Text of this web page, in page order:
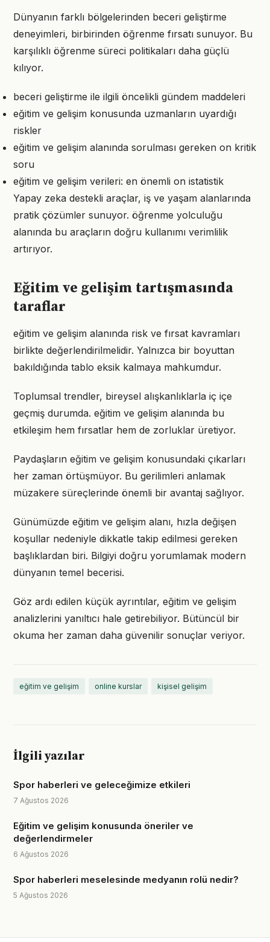
Dünyanın farklı bölgelerinden beceri geliştirme
deneyimleri, birbirinden öğrenme fırsatı sunuyor. Bu
karşılıklı öğrenme süreci politikaları daha güçlü
kılıyor.
beceri geliştirme ile ilgili öncelikli gündem maddeleri
eğitim ve gelişim konusunda uzmanların uyardığı
riskler
eğitim ve gelişim alanında sorulması gereken on kritik
soru
eğitim ve gelişim verileri: en önemli on istatistik
Yapay zeka destekli araçlar, iş ve yaşam alanlarında
pratik çözümler sunuyor. öğrenme yolculuğu
alanında bu araçların doğru kullanımı verimlilik
artırıyor.
Eğitim ve gelişim tartışmasında
taraflar
eğitim ve gelişim alanında risk ve fırsat kavramları
birlikte değerlendirilmelidir. Yalnızca bir boyuttan
bakıldığında tablo eksik kalmaya mahkumdur.
Toplumsal trendler, bireysel alışkanlıklarla iç içe
geçmiş durumda. eğitim ve gelişim alanında bu
etkileşim hem fırsatlar hem de zorluklar üretiyor.
Paydaşların eğitim ve gelişim konusundaki çıkarları
her zaman örtüşmüyor. Bu gerilimleri anlamak
müzakere süreçlerinde önemli bir avantaj sağlıyor.
Günümüzde eğitim ve gelişim alanı, hızla değişen
koşullar nedeniyle dikkatle takip edilmesi gereken
başlıklardan biri. Bilgiyi doğru yorumlamak modern
dünyanın temel becerisi.
Göz ardı edilen küçük ayrıntılar, eğitim ve gelişim
analizlerini yanıltıcı hale getirebiliyor. Bütüncül bir
okuma her zaman daha güvenilir sonuçlar veriyor.
eğitim ve gelişim online kurslar kişisel gelişim
İlgili yazılar
Spor haberleri ve geleceğimize etkileri
7 Ağustos 2026
Eğitim ve gelişim konusunda öneriler ve
değerlendirmeler
6 Ağustos 2026
Spor haberleri meselesinde medyanın rolü nedir?
5 Ağustos 2026